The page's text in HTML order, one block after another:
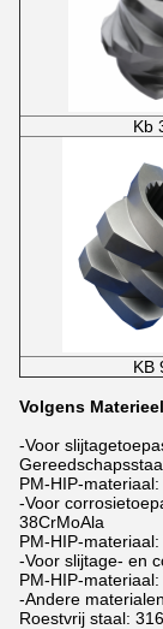
Kb
KB
Volgens
-Voor
PM-HIP-
-Voor
38CrMoAla
PM-HIP-
-Voor slijtage- en
PM-HIP-
-Andere
Roestvrij staal: